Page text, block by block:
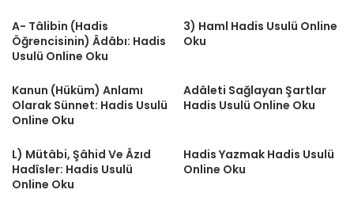
A- Tâlibin (Hadis
Öğrencisinin) Âdâbı: Hadis
Usulü Online Oku
3) Haml Hadis Usulü Online
Oku
Kanun (Hüküm) Anlamı
Olarak Sünnet: Hadis Usulü
Online Oku
Adâleti Sağlayan Şartlar
Hadis Usulü Online Oku
L) Mütâbi, Şâhid Ve Âzıd
Hadîsler: Hadis Usulü
Online Oku
Hadis Yazmak Hadis Usulü
Online Oku